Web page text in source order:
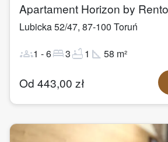
Apartament Horizon by
Lubicka 52/47, 87-100 Toruń
groups1 -6bed3bathtub1 square_foot 58 m²
Od 443,00 zł